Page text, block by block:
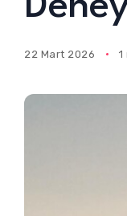
22 Mart 2026